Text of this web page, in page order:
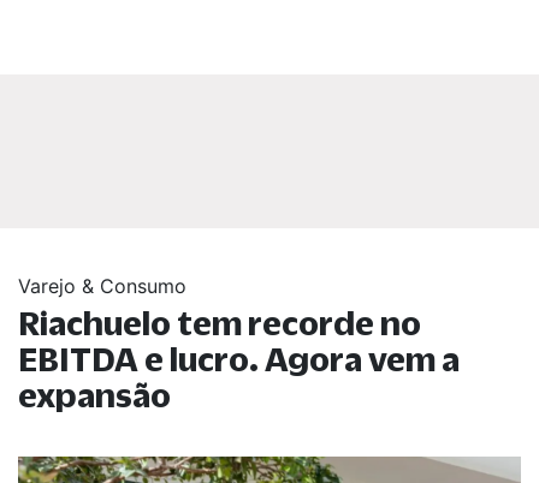
Varejo & Consumo
Riachuelo tem recorde no
EBITDA e lucro. Agora vem a
expansão